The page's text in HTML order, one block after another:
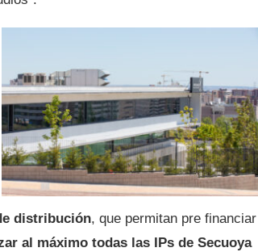
distribución, que permitan pre financiar
al máximo todas las IPs de Secuoya